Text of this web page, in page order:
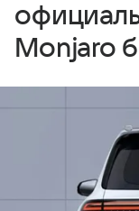
Monjaro